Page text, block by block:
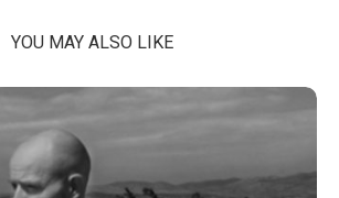
YOU MAY ALSO LIKE